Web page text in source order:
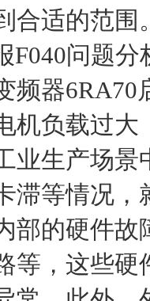
合适的范围
F040问题分
频器
机负载过
业生产场
滞等情况
部的硬件
等，这些